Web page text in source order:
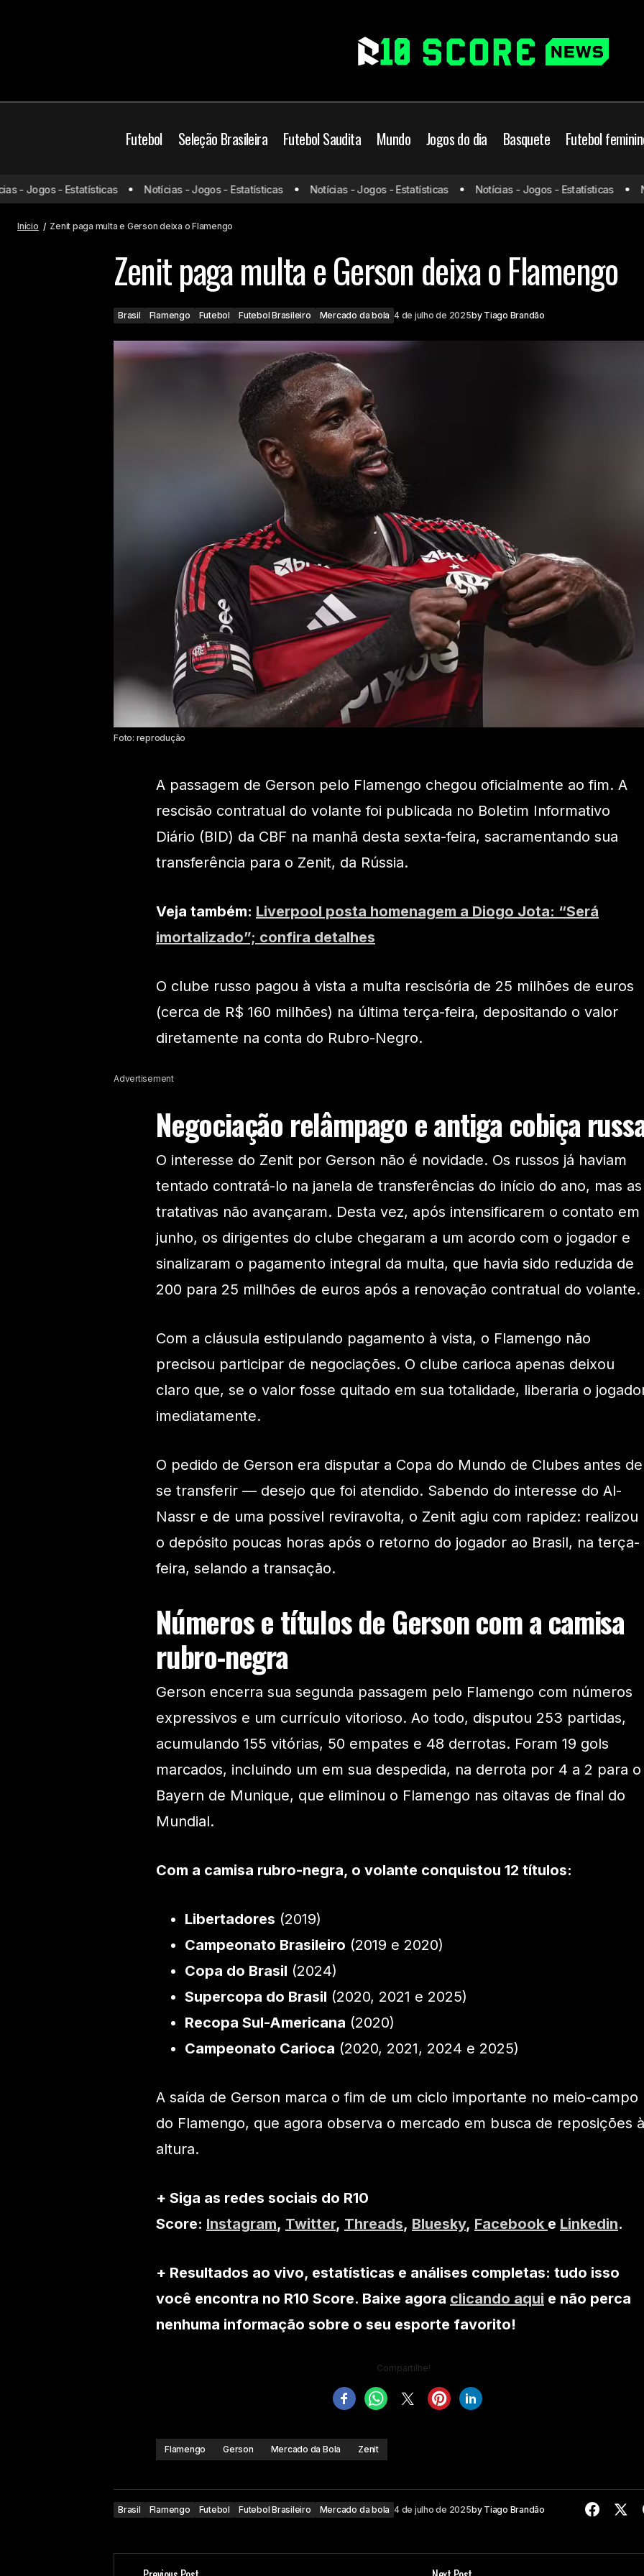
Futebol Seleção Brasileira Futebol Saudita Mundo Jogos do dia Basquete Futebol
Fluminense x Al-Hilal: onde assistir e
prováveis escalações
Brasil Flamengo Futebol Futebol Brasileiro Mercado da bola Zenit paga multa e
- Jogos - Estatísticas Notícias - Jogos - Estatísticas Notícias - Jogos - Estatísticas Notícias - Jogos - Estatísticas
Início Zenit paga multa e Gerson deixa o Flamengo
Zenit paga multa e Gerson deixa o Flamengo
Brasil Flamengo Futebol Futebol Brasileiro Mercado da bola 4 de julho de 2025by Tiago Brandão
Foto: reprodução
A passagem de Gerson pelo Flamengo chegou oficialmente ao fim. A
rescisão contratual do volante foi publicada no Boletim Informativo
Diário (BID) da CBF na manhã desta sexta-feira, sacramentando sua
transferência para o Zenit, da Rússia.
Veja também: Liverpool posta homenagem a Diogo Jota: “Será
imortalizado”; confira detalhes
O clube russo pagou à vista a multa rescisória de 25 milhões de euros
(cerca de R$ 160 milhões) na última terça-feira, depositando o valor
diretamente na conta do Rubro-Negro.
Advertisement
Negociação relâmpago e antiga cobiça
O interesse do Zenit por Gerson não é novidade. Os russos já haviam
tentado contratá-lo na janela de transferências do início do ano, mas as
tratativas não avançaram. Desta vez, após intensificarem o contato em
junho, os dirigentes do clube chegaram a um acordo com o jogador e
sinalizaram o pagamento integral da multa, que havia sido reduzida de
200 para 25 milhões de euros após a renovação contratual do volante.
Com a cláusula estipulando pagamento à vista, o Flamengo não
precisou participar de negociações. O clube carioca apenas deixou
claro que, se o valor fosse quitado em sua totalidade, liberaria o
imediatamente.
O pedido de Gerson era disputar a Copa do Mundo de Clubes antes de
se transferir — desejo que foi atendido. Sabendo do interesse do Al-
Nassr e de uma possível reviravolta, o Zenit agiu com rapidez: realizou
o depósito poucas horas após o retorno do jogador ao Brasil, na terça-
feira, selando a transação.
Números e títulos de Gerson com a camisa
rubro-negra
Gerson encerra sua segunda passagem pelo Flamengo com números
expressivos e um currículo vitorioso. Ao todo, disputou 253 partidas,
acumulando 155 vitórias, 50 empates e 48 derrotas. Foram 19 gols
marcados, incluindo um em sua despedida, na derrota por 4 a 2 para o
Bayern de Munique, que eliminou o Flamengo nas oitavas de final do
Mundial.
Com a camisa rubro-negra, o volante conquistou 12 títulos:
Libertadores (2019)
Campeonato Brasileiro (2019 e 2020)
Copa do Brasil (2024)
Supercopa do Brasil (2020, 2021 e 2025)
Recopa Sul-Americana (2020)
Campeonato Carioca (2020, 2021, 2024 e 2025)
A saída de Gerson marca o fim de um ciclo importante no meio-campo
do Flamengo, que agora observa o mercado em busca de reposições à
altura.
+ Siga as redes sociais do R10
Score: Instagram, Twitter, Threads, Bluesky, Facebook e Linkedin.
+ Resultados ao vivo, estatísticas e análises completas: tudo isso
você encontra no R10 Score. Baixe agora clicando aqui e não perca
nenhuma informação sobre o seu esporte favorito!
Compartilhe!
Flamengo Gerson Mercado da Bola Zenit
Brasil Flamengo Futebol Futebol Brasileiro Mercado da bola 4 de julho de 2025by Tiago Brandão